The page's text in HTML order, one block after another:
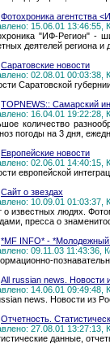
Фотохроника агентства
15.06.01 13:46:55,
"ИФ-Регион" -
деятелей региона и
Саратовские новости
02.08.01 00:03:38,
Саратовской
TOPNEWS:: Самарский
16.04.01 19:22:28,
количество
погоды на 3 дня,
Европейские новости
02.06.01 14:40:15,
европейской
Сайт о звездах
10.09.01 01:03:37,
о известных людях.
пресса о
*MF INFO* -
09.11.03 11:43:36,
All russian news. Новости
14.06.01 09:49:48,
news. Новости из
Отчетность.
27.08.01 13:27:13,
данные,